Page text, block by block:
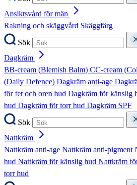
Ansiktsvård för män
Rakning och skäggvård Skäggfärg
Sök
Dagkräm
BB-cream (Blemish Balm) CC-cream
(Daily Defence) Dagkräm anti-age
för fet och oren hud Dagkräm för känslig
hud Dagkräm för torr hud Dagkräm SPF
Sök
Nattkräm
Nattkräm anti-age Nattkräm anti-pigment
hud Nattkräm för känslig hud Nattkräm
torr hud